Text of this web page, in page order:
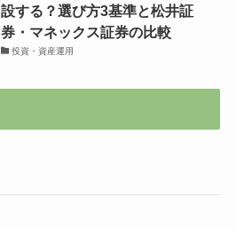
設する？選び方3基準と松井証
券・マネックス証券の比較
投資・資産運用